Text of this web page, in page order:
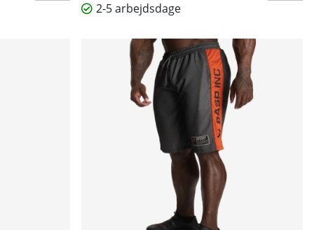
2-5 arbejdsdage